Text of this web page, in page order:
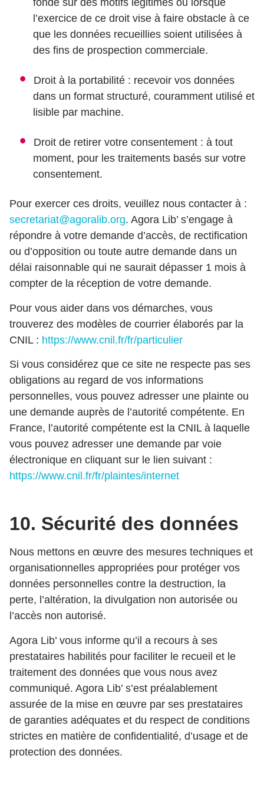
fondé sur des motifs légitimes ou lorsque
l’exercice de ce droit vise à faire obstacle à ce
que les données recueillies soient utilisées à
des fins de prospection commerciale.
Droit à la portabilité : recevoir vos données
dans un format structuré, couramment utilisé et
lisible par machine.
Droit de retirer votre consentement : à tout
moment, pour les traitements basés sur votre
consentement.
Pour exercer ces droits, veuillez nous contacter à :
secretariat@agoralib.org. Agora Lib’ s’engage à
répondre à votre demande d’accès, de rectification
ou d’opposition ou toute autre demande dans un
délai raisonnable qui ne saurait dépasser 1 mois à
compter de la réception de votre demande.
Pour vous aider dans vos démarches, vous
trouverez des modèles de courrier élaborés par la
CNIL : https://www.cnil.fr/fr/particulier
Si vous considérez que ce site ne respecte pas ses
obligations au regard de vos informations
personnelles, vous pouvez adresser une plainte ou
une demande auprès de l’autorité compétente. En
France, l’autorité compétente est la CNIL à laquelle
vous pouvez adresser une demande par voie
électronique en cliquant sur le lien suivant :
https://www.cnil.fr/fr/plaintes/internet
10. Sécurité des données
Nous mettons en œuvre des mesures techniques et
organisationnelles appropriées pour protéger vos
données personnelles contre la destruction, la
perte, l’altération, la divulgation non autorisée ou
l’accès non autorisé.
Agora Lib’ vous informe qu’il a recours à ses
prestataires habilités pour faciliter le recueil et le
traitement des données que vous nous avez
communiqué. Agora Lib’ s’est préalablement
assurée de la mise en œuvre par ses prestataires
de garanties adéquates et du respect de conditions
strictes en matière de confidentialité, d’usage et de
protection des données.